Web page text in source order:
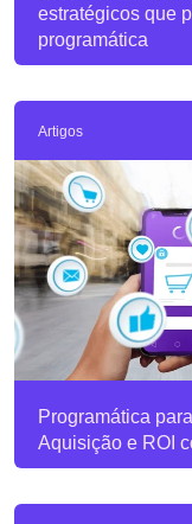
estratégicos que
programática
Artigos
Programática
Aquisição e ROI